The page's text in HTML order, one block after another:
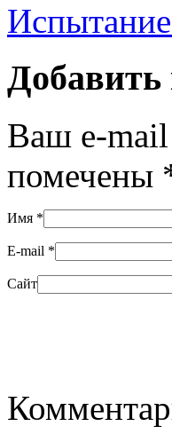
Ваш e-mail
помечены
Имя *
E-mail *
Сайт